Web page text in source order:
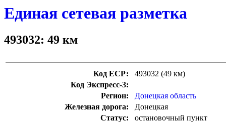
Единая сетевая разметка
493032: 49 км
Код ЕСР:
493032 (49 км)
Код Экспресс-3:
Регион:
Донецкая область
Железная дорога:
Донецкая
Статус:
остановочный пункт